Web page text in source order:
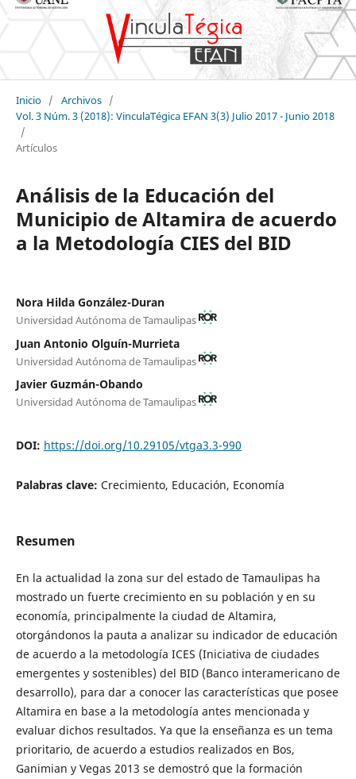
Inicio / Archivos /
Vol. 3 Núm. 3 (2018): VinculaTégica EFAN 3(3) Julio 2017 - Junio 2018
/
Artículos
Análisis de la Educación del
Municipio de Altamira de acuerdo
a la Metodología CIES del BID
Nora Hilda González-Duran
Universidad Autónoma de Tamaulipas
Juan Antonio Olguín-Murrieta
Universidad Autónoma de Tamaulipas
Javier Guzmán-Obando
Universidad Autónoma de Tamaulipas
DOI: https://doi.org/10.29105/vtga3.3-990
Palabras clave: Crecimiento, Educación, Economía
Resumen
En la actualidad la zona sur del estado de Tamaulipas ha
mostrado un fuerte crecimiento en su población y en su
economía, principalmente la ciudad de Altamira,
otorgándonos la pauta a analizar su indicador de educación
de acuerdo a la metodología ICES (Iniciativa de ciudades
emergentes y sostenibles) del BID (Banco interamericano de
desarrollo), para dar a conocer las características que posee
Altamira en base a la metodología antes mencionada y
evaluar dichos resultados. Ya que la enseñanza es un tema
prioritario, de acuerdo a estudios realizados en Bos,
Ganimian y Vegas 2013 se demostró que la formación